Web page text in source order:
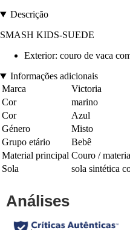
Descrição
SMASH KIDS-SUEDE
Exterior: couro de vaca
Informações adicionais
Marca
Victoria
Cor
marino
Cor
Azul
Género
Misto
Grupo etário
Bebê
Material principal Couro /
Sola
sola sintética